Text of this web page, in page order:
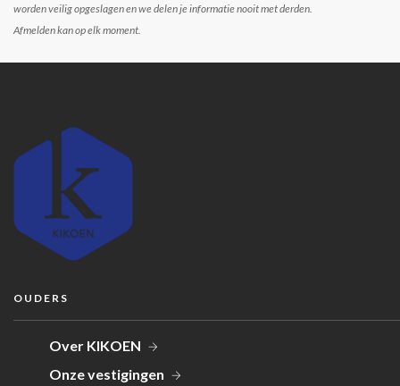
worden veilig opgeslagen en we delen je informatie nooit met derden.
Afmelden kan op elk moment.
OUDERS
Over KIKOEN
Onze vestigingen